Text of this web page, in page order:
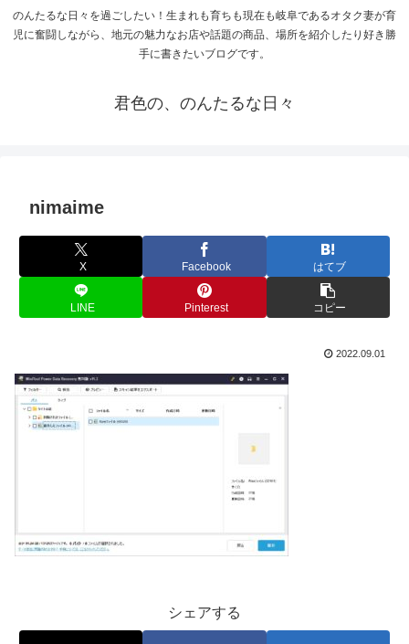
のんたるな日々を過ごしたい！生まれも育ちも現在も岐阜であるオタク妻が育
児に奮闘しながら、地元の魅力なお店や話題の商品、場所を紹介したり好き勝
手に書きたいブログです。
君色の、のんたるな日々
nimaime
X Facebook はてブ
LINE Pinterest コピー
2022.09.01
シェアする